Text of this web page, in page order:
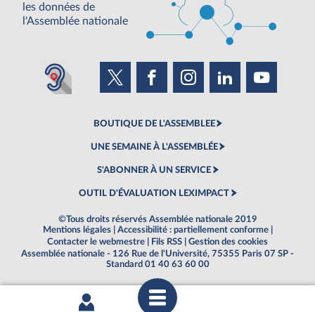
les données de
l'Assemblée nationale
BOUTIQUE DE L'ASSEMBLEE
UNE SEMAINE À L'ASSEMBLÉE
S'ABONNER À UN SERVICE
OUTIL D'ÉVALUATION LEXIMPACT
©Tous droits réservés Assemblée nationale 2019
Mentions légales
Accessibilité : partiellement conforme
Contacter le webmestre
Fils RSS
Gestion des cookies
Assemblée nationale - 126 Rue de l'Université, 75355 Paris 07 SP -
Standard 01 40 63 60 00